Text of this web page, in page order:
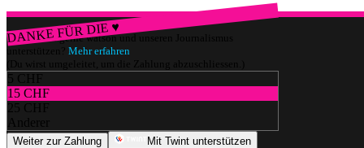
DANKE FÜR DIE ♥
Würdest du gerne watson und unseren Journalismus
unterstützen? Mehr erfahren
(Du wirst umgeleitet, um die Zahlung abzuschliessen.)
5 CHF
15 CHF
25 CHF
Anderer
Weiter zur Zahlung
Mit Twint unterstützen